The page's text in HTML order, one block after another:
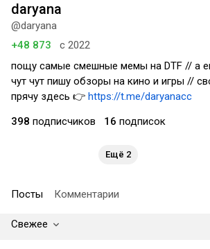
daryana
@daryana
+48 873
с 2022
пощу самые смешные мемы на DTF // а
чут чут пишу обзоры на кино и игры //
прячу здесь 👉 https://t.me/daryanacc
398 подписчиков 16 подписок
Ещё 2
Посты Комментарии
Свежее